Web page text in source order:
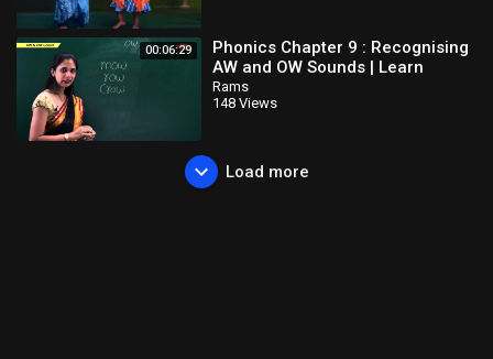
00:06:29
Phonics Chapter 9 : Recognising
AW and OW Sounds | Learn
Phonics For Kids | Phonics
Lessons
Rams
148 Views
Load more